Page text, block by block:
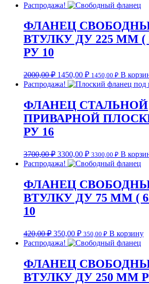
Распродажа!
ФЛАНЕЦ
ВТУЛКУ ДУ 225 ММ (
РУ 10
2000,00₽ 1450,00 ₽ 1450,00 ₽ В
Распродажа!
ФЛАНЕЦ СТАЛЬНОЙ
ПРИВАРНОЙ
РУ 16
3700,00₽ 3300,00 ₽ 3300,00 ₽ В
Распродажа!
ФЛАНЕЦ
ВТУЛКУ ДУ 75 ММ (
10
420,00₽ 350,00 ₽ 350,00 ₽ В корзину
Распродажа!
ФЛАНЕЦ
ВТУЛКУ ДУ 250 ММ